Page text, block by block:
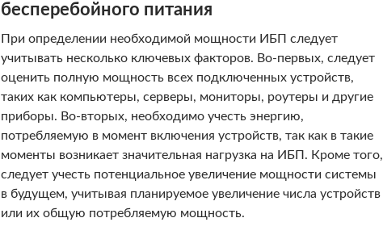
бесперебойного питания
При определении необходимой мощности ИБП следует
учитывать несколько ключевых факторов. Во-первых, следует
оценить полную мощность всех подключенных устройств,
таких как компьютеры, серверы, мониторы, роутеры и другие
приборы. Во-вторых, необходимо учесть энергию,
потребляемую в момент включения устройств, так как в такие
моменты возникает значительная нагрузка на ИБП. Кроме того,
следует учесть потенциальное увеличение мощности системы
в будущем, учитывая планируемое увеличение числа устройств
или их общую потребляемую мощность.